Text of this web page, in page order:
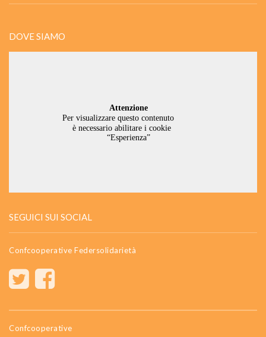
DOVE SIAMO
SEGUICI SUI SOCIAL
Confcooperative Federsolidarietà
Confcooperative